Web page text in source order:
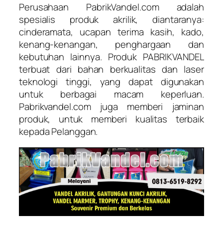
Perusahaan PabrikVandel.com adalah
spesialis produk akrilik, diantaranya:
cinderamata, ucapan terima kasih, kado,
kenang-kenangan, penghargaan dan
kebutuhan lainnya. Produk PABRIKVANDEL
terbuat dari bahan berkualitas dan laser
teknologi tinggi, yang dapat digunakan
untuk berbagai macam keperluan.
Pabrikvandel.com juga memberi jaminan
produk, untuk memberi kualitas terbaik
kepada Pelanggan.